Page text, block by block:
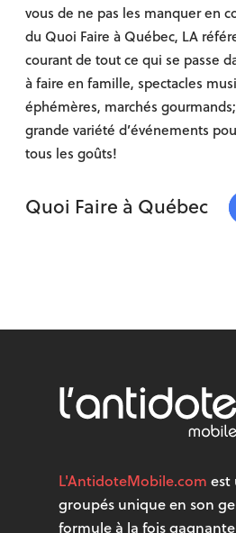
vous de ne pas les manquer en
du Quoi Faire à Québec, LA
courant de tout ce qui se passe
à faire en famille, spectacles
éphémères, marchés
grande variété d’événements
tous les goûts!
Quoi Faire à Québec
L'AntidoteMobile.com est
groupés unique en son
formule à la fois